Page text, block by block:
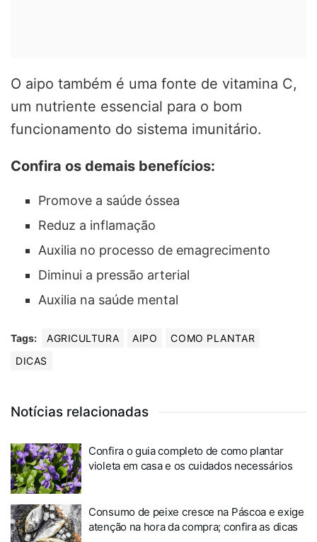
O aipo também é uma fonte de vitamina C,
um nutriente essencial para o bom
funcionamento do sistema imunitário.
Confira os demais benefícios:
Promove a saúde óssea
Reduz a inflamação
Auxilia no processo de emagrecimento
Diminui a pressão arterial
Auxilia na saúde mental
Tags: AGRICULTURA AIPO
COMO PLANTAR
DICAS
Notícias relacionadas
Confira o guia completo de como plantar
violeta em casa e os cuidados necessários
Consumo de peixe cresce na Páscoa e exige
atenção na hora da compra; confira as dicas